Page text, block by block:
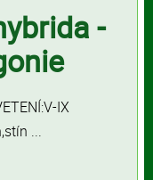
-
IX
...